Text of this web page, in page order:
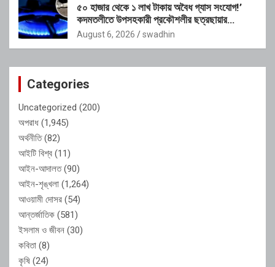
৫০ হাজার থেকে ১ লাখ টাকায় অবৈধ গ্যাস সংযোগ!’
কদমতলীতে উপসহকারী প্রকৌশলীর ছত্রছায়ার
অভিযোগ
August 6, 2026 swadhin
Categories
Uncategorized (200)
অপরাধ (1,945)
অর্থনীতি(82)
আইটি বিশ্ব (11)
আইন-আদালত(90)
আইন-শৃঙ্খলা (1,264)
আওয়ামী দোসর (54)
আন্তর্জাতিক (581)
ইসলাম ও জীবন (30)
কবিতা (8)
কৃষি (24)